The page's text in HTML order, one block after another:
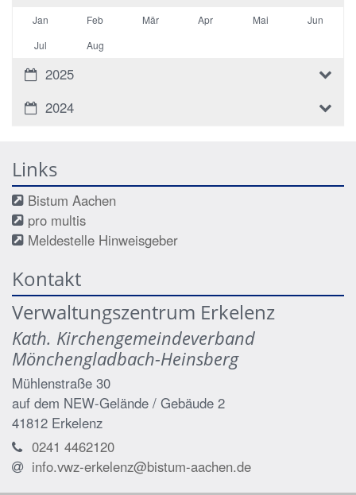
Jan Feb Mär Apr Mai
Jun
Jul
Aug
2025
2024
Links
Bistum Aachen
pro multis
Meldestelle Hinweisgeber
Kontakt
Verwaltungszentrum Erkelenz
Kath. Kirchengemeindeverband
Mönchengladbach-Heinsberg
Mühlenstraße 30
auf dem NEW-Gelände / Gebäude 2
41812 Erkelenz
0241 4462120
info.vwz-erkelenz@bistum-aachen.de